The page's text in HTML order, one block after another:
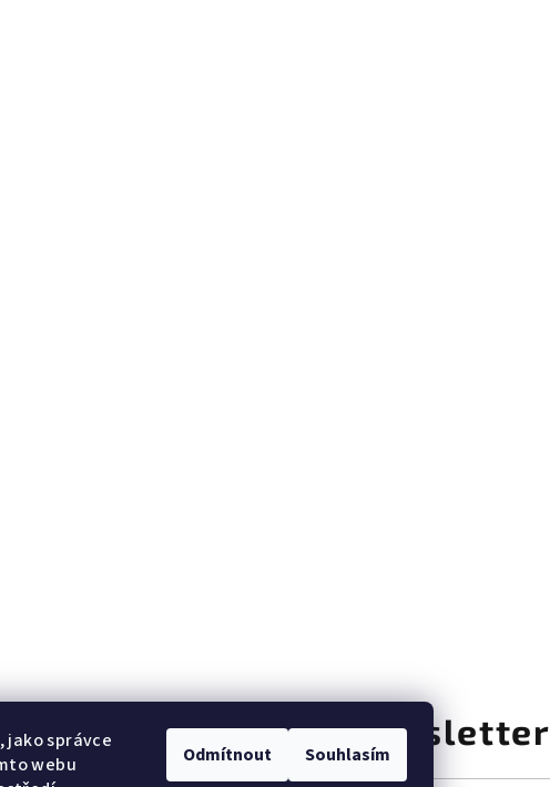
jako správce
webu
Odmítnout Souhlasím
Odebírat newsletter